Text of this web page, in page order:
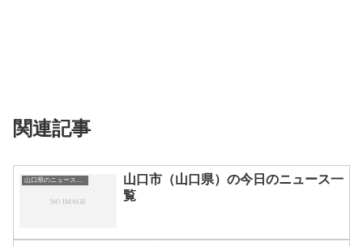
関連記事
山口県のニュース一覧
山口市（山口県）の今日のニュース一
覧